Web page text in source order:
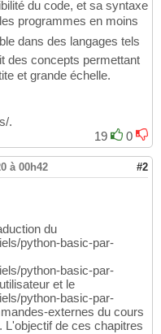
du code, et sa syntaxe
programmes en moins
dans des langages tels
des concepts permettant
et grande échelle.
.
19
0
à 00h42 #2
du
python-basic-par-
python-basic-par-
et le
python-basic-par-
externes du cours
L'objectif de ces chapitres